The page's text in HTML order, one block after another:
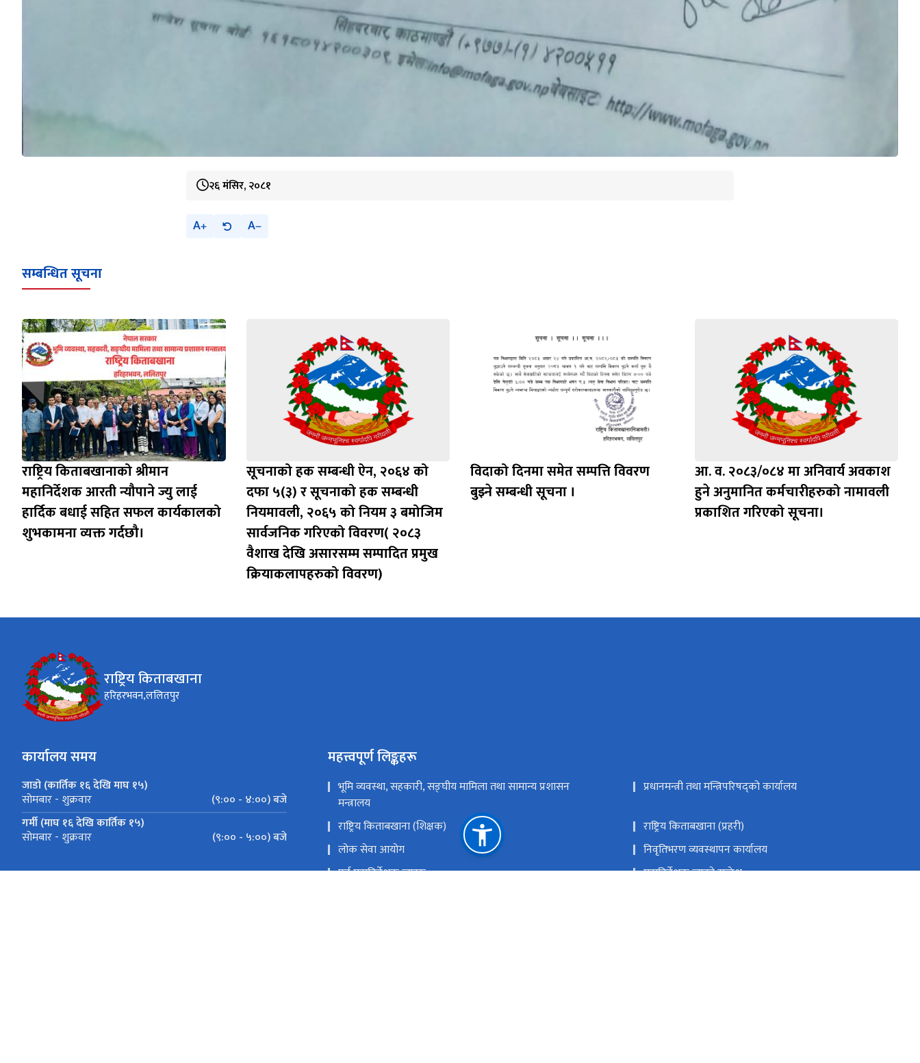
२६ मंसिर, २०८१
A A
सम्बन्धित सूचना
राष्ट्रिय किताबखानाको श्रीमान
महानिर्देशक आरती न्यौपाने ज्यु लाई
हार्दिक बधाई सहित सफल कार्यकालको
शुभकामना व्यक्त गर्दछौ।
सूचनाको हक सम्बन्धी ऐन, २०६४ को
दफा ५(३) र सूचनाको हक सम्बन्धी
नियमावली, २०६५ को नियम ३ बमोजिम
सार्वजनिक गरिएको विवरण( २०८३
वैशाख देखि असारसम्म सम्पादित प्रमुख
क्रियाकलापहरुको विवरण)
विदाको दिनमा समेत सम्पत्ति विवरण
बुझ्ने सम्बन्धी सूचना ।
आ. व. २०८३/०८४ मा अनिवार्य अवकाश
हुने अनुमानित कर्मचारीहरुको नामावली
प्रकाशित गरिएको सूचना।
राष्ट्रिय किताबखाना
हरिहरभवन,ललितपुर
कार्यालय समय
जाडो (कार्तिक १६ देखि माघ १५)
सोमबार - शुक्रवार
(९:०० - ४:००) बजे
गर्मी (माघ १६ देखि कार्तिक १५)
सोमबार - शुक्रवार (९:०० - ५:००) बजे
महत्त्वपूर्ण लिङ्कहरू
भूमि व्यवस्था, सहकारी, सङ्‍घीय मामिला तथा सामान्य प्रशासन
मन्त्रालय
प्रधानमन्त्री तथा मन्त्रिपरिषद्को कार्यालय
राष्ट्रिय किताबखाना (शिक्षक)
राष्ट्रिय किताबखाना (प्रहरी)
लोक सेवा आयोग
निवृतिभरण व्यवस्थापन कार्यालय
पूर्व महानिर्देशक ज्यूहरु
महानिर्देशक ज्यूको सन्देश